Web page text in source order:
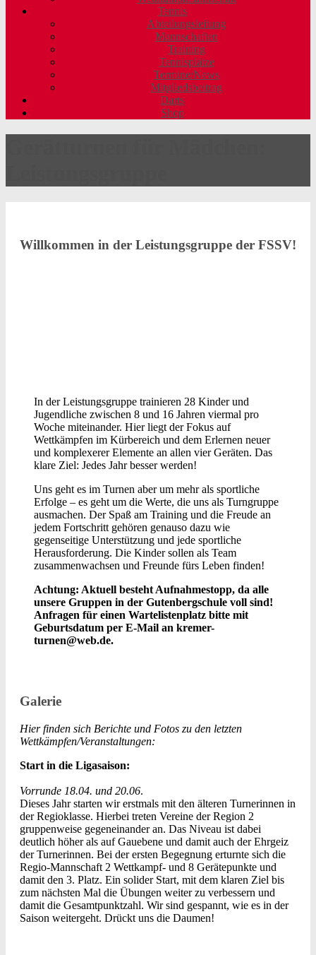
Tennis
Abteilungsleitung
Mannschaften
Training
Tennisplätze
Termine/News
Mitgliedsbeitrag
Darts
Shop
Willkommen in der Leistungsgruppe der FSSV!
In der Leistungsgruppe trainieren 28 Kinder und
Jugendliche zwischen 8 und 16 Jahren viermal pro
Woche miteinander. Hier liegt der Fokus auf
Wettkämpfen im Kürbereich und dem Erlernen neuer
und komplexerer Elemente an allen vier Geräten. Das
klare Ziel: Jedes Jahr besser werden!
Uns geht es im Turnen aber um mehr als sportliche
Erfolge – es geht um die Werte, die uns als Turngruppe
ausmachen. Der Spaß am Training und die Freude an
jedem Fortschritt gehören genauso dazu wie
gegenseitige Unterstützung und jede sportliche
Herausforderung. Die Kinder sollen als Team
zusammenwachsen und Freunde fürs Leben finden!
Achtung: Aktuell besteht Aufnahmestopp, da alle
unsere Gruppen in der Gutenbergschule voll sind!
Anfragen für einen Wartelistenplatz bitte mit
Geburtsdatum per E-Mail an kremer-
turnen@web.de.
Galerie
Hier finden sich Berichte und Fotos zu den letzten
Wettkämpfen/Veranstaltungen:
Start in die Ligasaison:
Vorrunde 18.04. und 20.06.
Dieses Jahr starten wir erstmals mit den älteren Turnerinnen in
der Regioklasse. Hierbei treten Vereine der Region 2
gruppenweise gegeneinander an. Das Niveau ist dabei
deutlich höher als auf Gauebene und damit auch der Ehrgeiz
der Turnerinnen. Bei der ersten Begegnung erturnte sich die
Regio-Mannschaft 2 Wettkampf- und 8 Gerätepunkte und
damit den 3. Platz. Ein solider Start, mit dem klaren Ziel bis
zum nächsten Mal die Übungen weiter zu verbessern und
damit die Gesamtpunktzahl. Wir sind gespannt, wie es in der
Saison weitergeht. Drückt uns die Daumen!